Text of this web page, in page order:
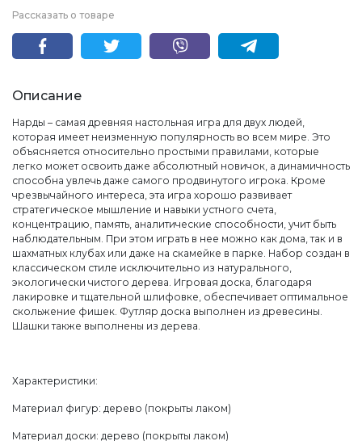
Рассказать о товаре
Описание
Нарды – самая древняя настольная игра для двух людей,
которая имеет неизменную популярность во всем мире. Это
объясняется относительно простыми правилами, которые
легко может освоить даже абсолютный новичок, а динамичность
способна увлечь даже самого продвинутого игрока. Кроме
чрезвычайного интереса, эта игра хорошо развивает
стратегическое мышление и навыки устного счета,
концентрацию, память, аналитические способности, учит быть
наблюдательным. При этом играть в нее можно как дома, так и в
шахматных клубах или даже на скамейке в парке. Набор создан в
классическом стиле исключительно из натурального,
экологически чистого дерева. Игровая доска, благодаря
лакировке и тщательной шлифовке, обеспечивает оптимальное
скольжение фишек. Футляр доска выполнен из древесины.
Шашки также выполнены из дерева.
Характеристики:
Материал фигур: дерево (покрыты лаком)
Материал доски: дерево (покрыты лаком)